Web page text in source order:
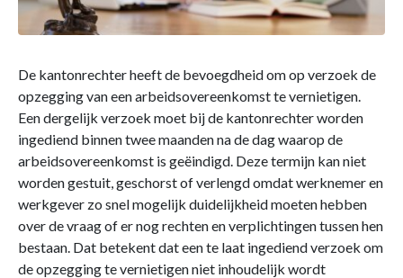
De kantonrechter heeft de bevoegdheid om op verzoek de
opzegging van een arbeidsovereenkomst te vernietigen.
Een dergelijk verzoek moet bij de kantonrechter worden
ingediend binnen twee maanden na de dag waarop de
arbeidsovereenkomst is geëindigd. Deze termijn kan niet
worden gestuit, geschorst of verlengd omdat werknemer en
werkgever zo snel mogelijk duidelijkheid moeten hebben
over de vraag of er nog rechten en verplichtingen tussen hen
bestaan. Dat betekent dat een te laat ingediend verzoek om
de opzegging te vernietigen niet inhoudelijk wordt